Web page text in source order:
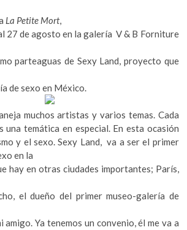
La Petite Mort,
27 de agosto en la galería V & B Forniture
parteaguas de Sexy Land, proyecto que
de sexo en México.
muchos artistas y varios temas. Cada
una temática en especial. En esta ocasión
y el sexo. Sexy Land, va a ser el primer
en la
hay en otras ciudades importantes; París,
el dueño del primer museo-galería de
amigo. Ya tenemos un convenio, él me va a